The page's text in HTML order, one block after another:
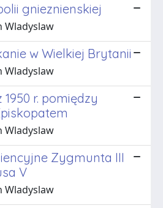
gnieznienskiej
Wladyslaw
w Wielkiej Brytanii
Wladyslaw
r. pomiędzy
Wladyslaw
Zygmunta III
V
Wladyslaw